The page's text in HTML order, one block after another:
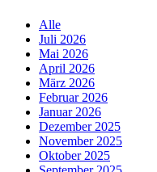
Alle
Juli 2026
Mai 2026
April 2026
März 2026
Februar 2026
Januar 2026
Dezember 2025
November 2025
Oktober 2025